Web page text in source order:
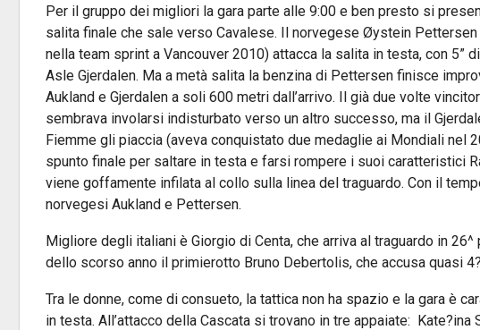
Per il gruppo dei migliori la gara parte alle 9:00 e ben presto si
salita finale che sale verso Cavalese. Il norvegese Øystein
nella team sprint a Vancouver 2010) attacca la salita in testa, con 5”
Asle Gjerdalen. Ma a metà salita la benzina di Pettersen finisce
Aukland e Gjerdalen a soli 600 metri dall’arrivo. Il già due volte
sembrava involarsi indisturbato verso un altro successo, ma il
Fiemme gli piaccia (aveva conquistato due medaglie ai Mondiali nel
spunto finale per saltare in testa e farsi rompere i suoi caratteristici
viene goffamente infilata al collo sulla linea del traguardo. Con il
norvegesi Aukland e Pettersen.
Migliore degli italiani è Giorgio di Centa, che arriva al traguardo in
dello scorso anno il primierotto Bruno Debertolis, che accusa quasi
Tra le donne, come di consueto, la tattica non ha spazio e la gara è
in testa. All’attacco della Cascata si trovano in tre appaiate: